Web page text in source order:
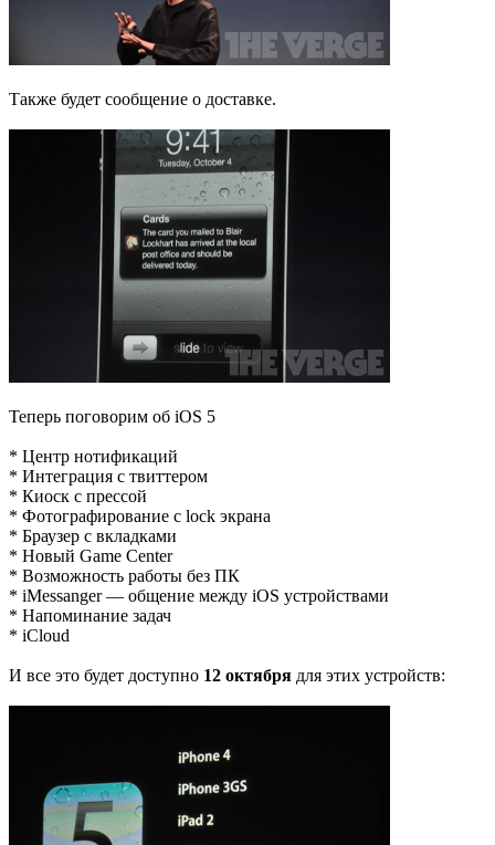
Также будет сообщение о доставке.
Теперь поговорим об iOS 5
* Центр нотификаций
* Интеграция с твиттером
* Киоск с прессой
* Фотографирование с lock экрана
* Браузер с вкладками
* Новый Game Center
* Возможность работы без ПК
* iMessanger — общение между iOS устройствами
* Напоминание задач
* iCloud
И все это будет доступно 12 октября для этих устройств: